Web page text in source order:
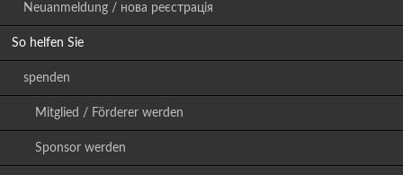
Neuanmeldung / нова реєстрація
So helfen Sie
spenden
Mitglied / Förderer werden
Sponsor werden